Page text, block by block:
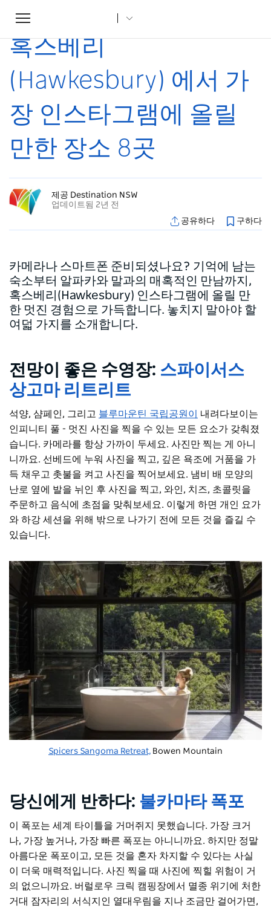
Toggle
navigation
집
혹스베리
(Hawkesbury) 에서 가
장 인스타그램에 올릴
만한 장소 8곳
제공 Destination NSW
업데이트됨 2년 전
공유하다
구하다
카메라나 스마트폰 준비되셨나요? 기억에 남는
숙소부터 알파카와 말과의 매혹적인 만남까지,
혹스베리(Hawkesbury) 인스타그램에 올릴 만
한 멋진 경험으로 가득합니다. 놓치지 말아야 할
여덟 가지를 소개합니다.
전망이 좋은 수영장: 스파이서스
상고마 리트리트
석양, 샴페인, 그리고 블루마운틴 국립공원이
내려다보이는
인피니티 풀 - 멋진 사진을 찍을 수 있는 모든 요소가 갖춰졌
습니다. 카메라를 항상 가까이 두세요. 사진만 찍는 게 아니
니까요. 선베드에 누워 사진을 찍고, 깊은 욕조에 거품을 가
득 채우고 촛불을 켜고 사진을 찍어보세요. 냄비 배 모양의
난로 옆에 발을 뉘인 후 사진을 찍고, 와인, 치즈, 초콜릿을
주문하고 음식에 초점을 맞춰보세요. 이렇게 하면 개인 요가
와 하강 세션을 위해 밖으로 나가기 전에 모든 것을 즐길 수
있습니다.
Spicers Sangoma Retreat, Bowen Mountain
당신에게 반하다: 불카마타 폭포
이 폭포는 세계 타이틀을 거머쥐지 못했습니다. 가장 크거
나, 가장 높거나, 가장 빠른 폭포는 아니니까요. 하지만 정말
아름다운 폭포이고, 모든 것을 혼자 차지할 수 있다는 사실
이 더욱 매력적입니다. 사진 찍을 때 사진에 찍힐 위험이 거
의 없으니까요. 버럴로우 크릭 캠핑장에서 멸종 위기에 처한
거대 잠자리의 서식지인 열대우림을 지나 조금만 걸어가면,